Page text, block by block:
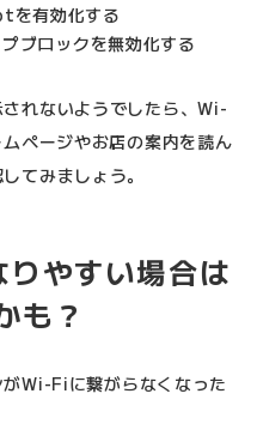
を有効化する
ブロックを無効化する
れないようでしたら、Wi-
ページやお店の案内を読ん
てみましょう。
やすい場合は
も？
Wi-Fiに繋がらなくなった